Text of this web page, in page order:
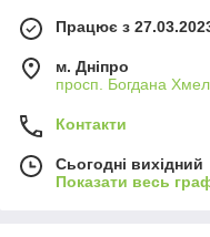
Працює з
м. Дніпро
просп. Богдана
Контакти
Сьогодні вихідний
Показати весь